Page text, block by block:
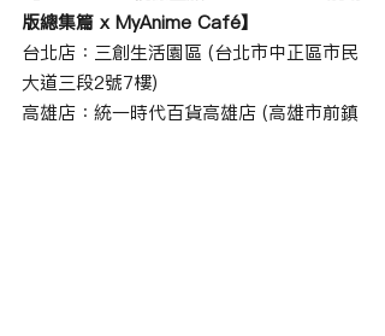
版總集篇 x MyAnime Café】
台北店：三創生活園區 (台北市中正區市民
大道三段2號7樓)
高雄店：統一時代百貨高雄店 (高雄市前鎮